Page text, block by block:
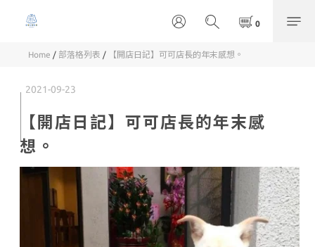
Home / 部落格列表 / 【開店日記】可可店長的年末感想。
2021-09-23
【開店日記】可可店長的年末感
想。